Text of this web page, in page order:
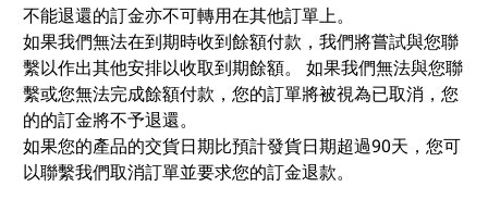
不能退還的訂金亦不可轉用在其他訂單上。
如果我們無法在到期時收到餘額付款，我們將嘗試與您聯
繫以作出其他安排以收取到期餘額。 如果我們無法與您聯
繫或您無法完成餘額付款，您的訂單將被視為已取消，您
的的訂金將不予退還。
如果您的產品的交貨日期比預計發貨日期超過90天，您可
以聯繫我們取消訂單並要求您的訂金退款。